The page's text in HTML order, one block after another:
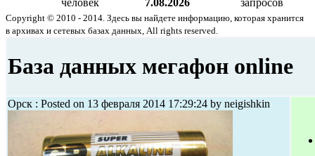
человек
7.08.2026
запросов
Copyright © 2010 - 2014. Здесь вы найдете информацию, которая хранится
в архивах и сетевых базах данных, All rights reserved.
База данных мегафон online
Орск : Posted on 13 февраля 2014 17:29:24 by neigishkin